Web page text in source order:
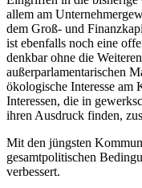
allem am
dem Groß- und
ist ebenfalls noch eine
denkbar ohne die
außerparlamentarischen
ökologische Interesse am
Interessen, die in
ihren Ausdruck finden,
Mit den jüngsten
gesamtpolitischen
verbessert.